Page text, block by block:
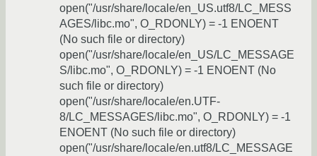
open("/usr/share/locale/en_US.utf8/LC_MESS
AGES/libc.mo", O_RDONLY) = -1 ENOENT
(No such file or directory)
open("/usr/share/locale/en_US/LC_MESSAGE
S/libc.mo", O_RDONLY) = -1 ENOENT (No
such file or directory)
open("/usr/share/locale/en.UTF-
8/LC_MESSAGES/libc.mo", O_RDONLY) = -1
ENOENT (No such file or directory)
open("/usr/share/locale/en.utf8/LC_MESSAGE